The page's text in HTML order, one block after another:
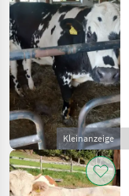
Kleinanzeige